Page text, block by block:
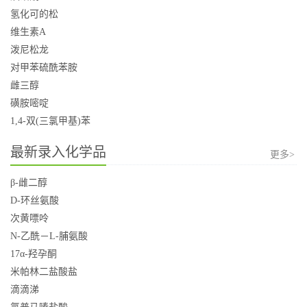
氢化可的松
维生素A
泼尼松龙
对甲苯硫酰苯胺
雌三醇
磺胺嘧啶
1,4-双(三氯甲基)苯
最新录入化学品 更多>
β-雌二醇
D-环丝氨酸
次黄嘌呤
N-乙酰－L-脯氨酸
17α-羟孕酮
米帕林二盐酸盐
滴滴涕